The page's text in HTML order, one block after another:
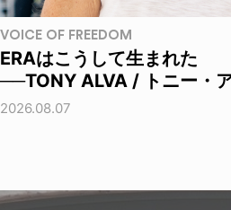
VOICE OF FREEDOM
ERAはこうして生まれた
──TONY ALVA / トニー・
2026.08.07